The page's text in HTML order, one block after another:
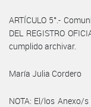
ARTÍCULO 5°.-
DEL REGISTRO
cumplido archivar.
María Julia Cordero
NOTA: El/los Anexo/